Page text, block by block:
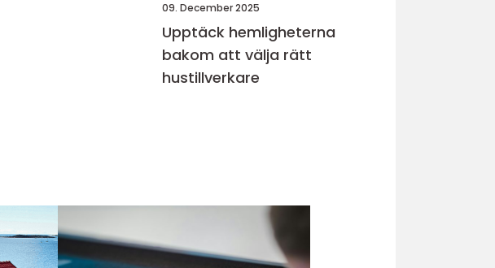
09. December 2025
Upptäck hemligheterna
bakom att välja rätt
hustillverkare